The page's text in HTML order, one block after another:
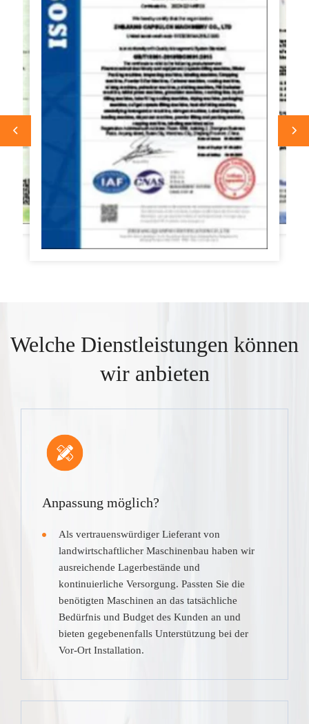
Welche Dienstleistungen können
wir anbieten
Anpassung möglich?
Als vertrauenswürdiger Lieferant von
landwirtschaftlicher Maschinenbau haben wir
ausreichende Lagerbestände und
kontinuierliche Versorgung. Passten Sie die
benötigten Maschinen an das tatsächliche
Bedürfnis und Budget des Kunden an und
bieten gegebenenfalls Unterstützung bei der
Vor-Ort Installation.